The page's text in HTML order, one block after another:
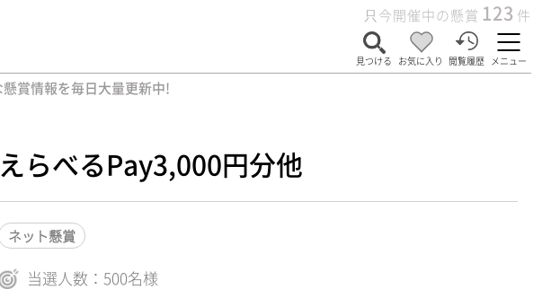
只今開催中の懸賞 123 件
見つける お気に入り 閲覧履歴 メニュー
賞情報を毎日大量更新中!
えらべるPay3,000円分他
ネット懸賞
当選人数：500名様